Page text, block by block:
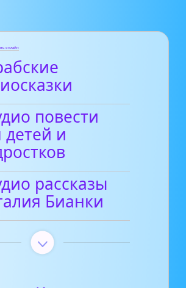
онлайн
повести
детей и
рассказы
Бианки